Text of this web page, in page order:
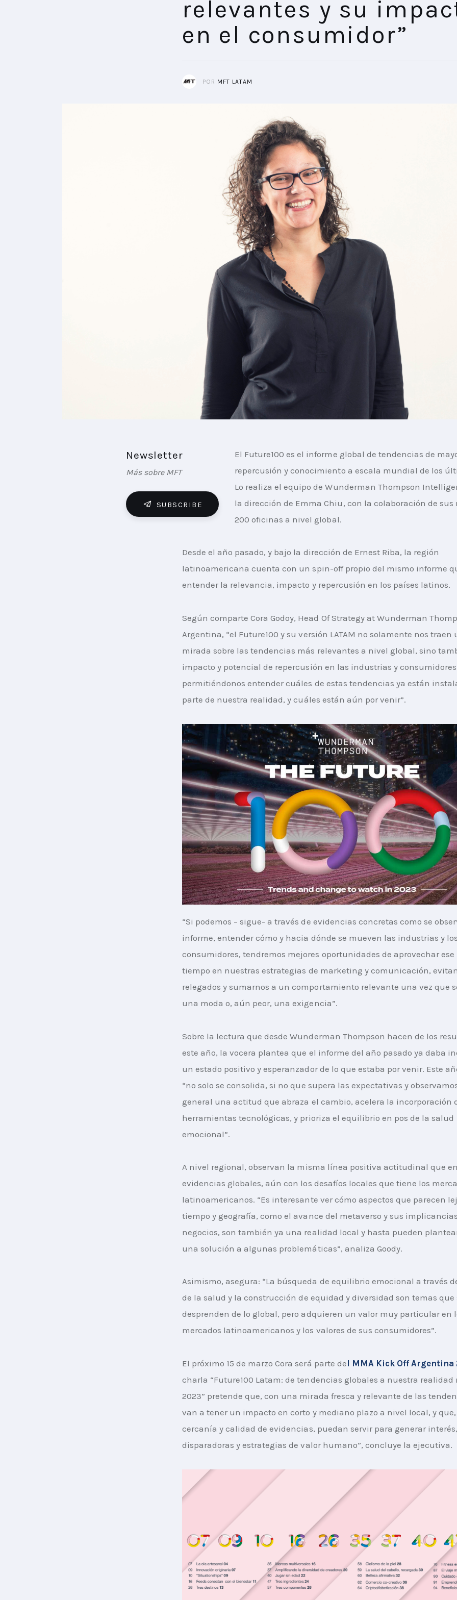
relevantes y su
en el consumidor”
POR MFT LATAM
Newsletter
Más sobre MFT
SUBSCRIBE
El Future100 es el informe global de tendencias de
repercusión y conocimiento a escala mundial de los
Lo realiza el equipo de Wunderman Thompson
la dirección de Emma Chiu, con la colaboración de sus
200 oficinas a nivel global.
Desde el año pasado, y bajo la dirección de Ernest Riba, la región
latinoamericana cuenta con un spin-off propio del mismo informe
entender la relevancia, impacto y repercusión en los países latinos.
Según comparte Cora Godoy, Head Of Strategy at Wunderman
Argentina, “el Future100 y su versión LATAM no solamente nos
mirada sobre las tendencias más relevantes a nivel global, sino
impacto y potencial de repercusión en las industrias y
permitiéndonos entender cuáles de estas tendencias ya están
parte de nuestra realidad, y cuáles están aún por venir”.
“Si podemos – sigue- a través de evidencias concretas como se
informe, entender cómo y hacia dónde se mueven las industrias y
consumidores, tendremos mejores oportunidades de aprovechar
tiempo en nuestras estrategias de marketing y comunicación,
relegados y sumarnos a un comportamiento relevante una vez que
una moda o, aún peor, una exigencia”.
Sobre la lectura que desde Wunderman Thompson hacen de los
este año, la vocera plantea que el informe del año pasado ya daba
un estado positivo y esperanzador de lo que estaba por venir. Este
“no solo se consolida, si no que supera las expectativas y
general una actitud que abraza el cambio, acelera la incorporación
herramientas tecnológicas, y prioriza el equilibrio en pos de la salud
emocional”.
A nivel regional, observan la misma línea positiva actitudinal que
evidencias globales, aún con los desafíos locales que tiene los
latinoamericanos. “Es interesante ver cómo aspectos que parecen
tiempo y geografía, como el avance del metaverso y sus
negocios, son también ya una realidad local y hasta pueden
una solución a algunas problemáticas”, analiza Goody.
Asimismo, asegura: “La búsqueda de equilibrio emocional a través
de la salud y la construcción de equidad y diversidad son temas
desprenden de lo global, pero adquieren un valor muy particular en
mercados latinoamericanos y los valores de sus consumidores”.
El próximo 15 de marzo Cora será parte del MMA Kick Off Argentina
charla “Future100 Latam: de tendencias globales a nuestra
2023” pretende que, con una mirada fresca y relevante de las
van a tener un impacto en corto y mediano plazo a nivel local, y
cercanía y calidad de evidencias, puedan servir para generar
disparadoras y estrategias de valor humano”, concluye la ejecutiva.